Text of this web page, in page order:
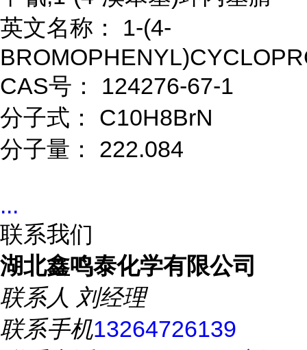
英文名称： 1-(4-
CAS号： 124276-67-1
分子式： C10H8BrN
分子量： 222.084
...
联系我们
湖北鑫鸣泰化学有限公司
联系人 刘经理
联系手机13264726139